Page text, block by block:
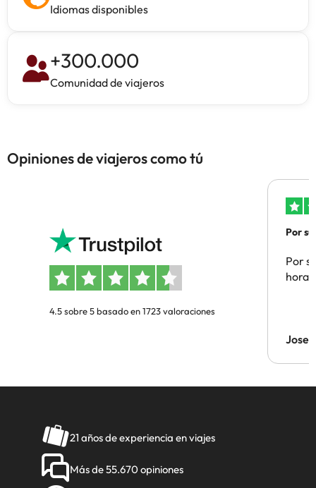
Idiomas disponibles
+300.000
Comunidad de viajeros
Opiniones de viajeros como tú
4.5 sobre 5 basado en 1723 valoraciones
Por
Por
hora
Jose
21 años de experiencia en viajes
Más de 55.670 opiniones